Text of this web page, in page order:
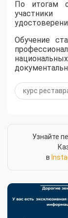
По итогам
Обучение
курс
Узнайте
в